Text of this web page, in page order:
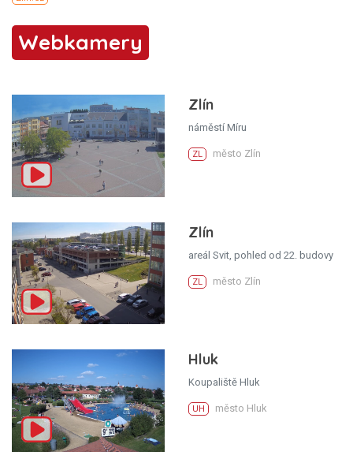
Webkamery
Zlín
náměstí Míru
ZL město Zlín
Zlín
areál Svit, pohled od 22. budovy
ZL město Zlín
Hluk
Koupaliště Hluk
UH město Hluk